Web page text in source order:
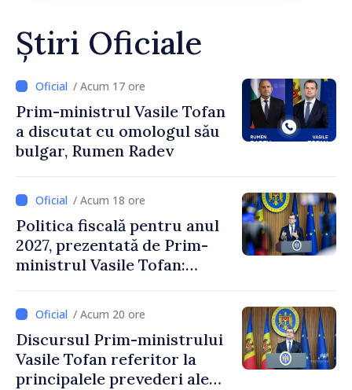
Știri Oficiale
/ Acum 17 ore
Prim-ministrul Vasile Tofan
a discutat cu omologul său
bulgar, Rumen Radev
/ Acum 18 ore
Politica fiscală pentru anul
2027, prezentată de Prim-
ministrul Vasile Tofan:
stimularea investițiilor și o
taxare mai echitabilă
/ Acum 20 ore
Discursul Prim-ministrului
Vasile Tofan referitor la
principalele prevederi ale